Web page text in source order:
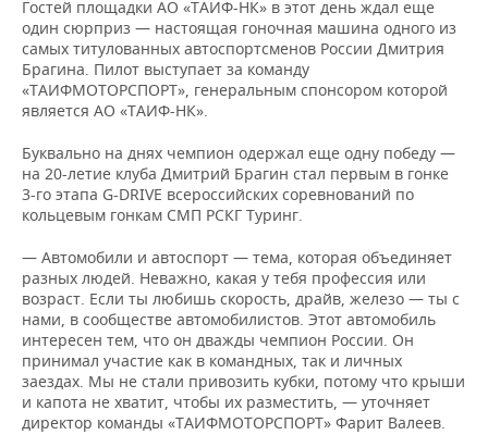
Гостей площадки АО «ТАИФ-НК» в этот день ждал еще
один сюрприз — настоящая гоночная машина одного из
самых титулованных автоспортсменов России Дмитрия
Брагина. Пилот выступает за команду
«ТАИФМОТОРСПОРТ», генеральным спонсором которой
является АО «ТАИФ-НК».
Буквально на днях чемпион одержал еще одну победу —
на 20-летие клуба Дмитрий Брагин стал первым в гонке
3-го этапа G-DRIVE всероссийских соревнований по
кольцевым гонкам СМП РСКГ Туринг.
— Автомобили и автоспорт — тема, которая объединяет
разных людей. Неважно, какая у тебя профессия или
возраст. Если ты любишь скорость, драйв, железо — ты с
нами, в сообществе автомобилистов. Этот автомобиль
интересен тем, что он дважды чемпион России. Он
принимал участие как в командных, так и личных
заездах. Мы не стали привозить кубки, потому что крыши
и капота не хватит, чтобы их разместить, — уточняет
директор команды «ТАИФМОТОРСПОРТ» Фарит Валеев.